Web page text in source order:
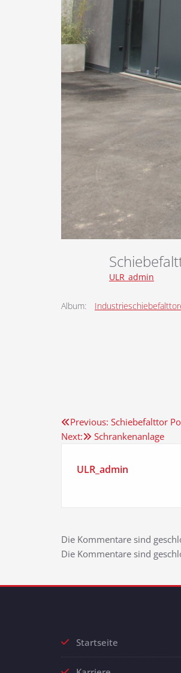
ULR_admin
Album:
Previous: Schiebefalttor
Next:
Schrankenanlage
ULR_admin
Die Kommentare sind
Die Kommentare sind
Startseite